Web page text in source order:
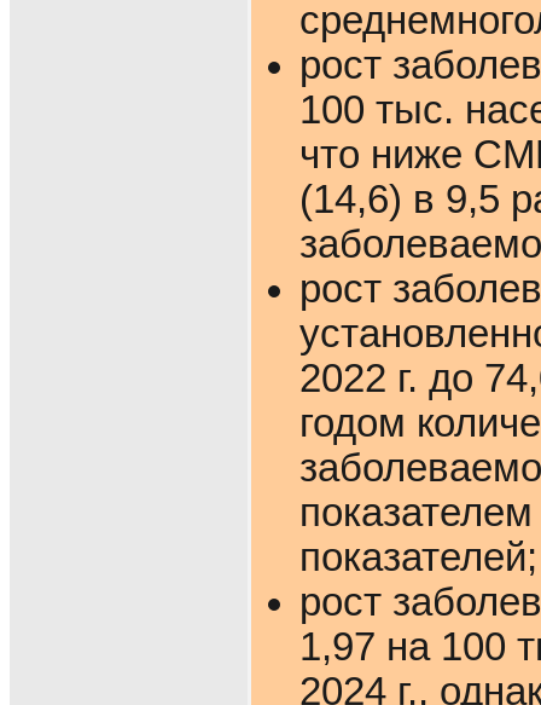
рост
100 тыс.
что ниже
(14,6) в 9,5
рост
2022 г. до
годом
показателей;
рост
1,97 на 100
2024 г.,